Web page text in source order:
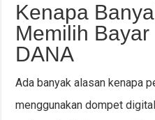
Kenapa
Memilih
DANA
Ada banyak alasan kenapa
menggunakan dompet